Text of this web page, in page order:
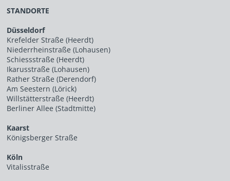
STANDORTE
Düsseldorf
Krefelder Straße (Heerdt)
Niederrheinstraße (Lohausen)
Schiessstraße (Heerdt)
Ikarusstraße (Lohausen)
Rather Straße (Derendorf)
Am Seestern (Lörick)
Willstätterstraße (Heerdt)
Berliner Allee (Stadtmitte)
Kaarst
Königsberger Straße
Köln
Vitalisstraße